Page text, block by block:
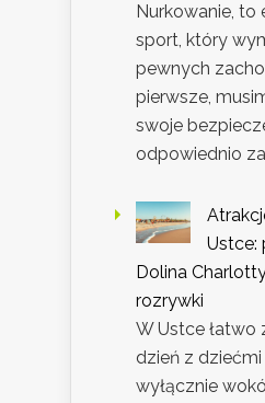
Nurkowanie, to
sport, który
pewnych
pierwsze,
swoje
odpowiednio
Ustce:
Dolina
rozrywki
W Ustce łatwo
dzień z dziećmi
wyłącznie